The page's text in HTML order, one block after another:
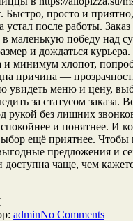
Быстро, просто и
устал после работы.
маленькую победу над
и дождаться
и минимум хлопот,
причина —
увидеть меню и цену,
за статусом заказа.
рукой без лишних
спокойнее и понятнее. И
ещё приятнее. Чтобы
предложения и
чаще, чем
adminNo Comments